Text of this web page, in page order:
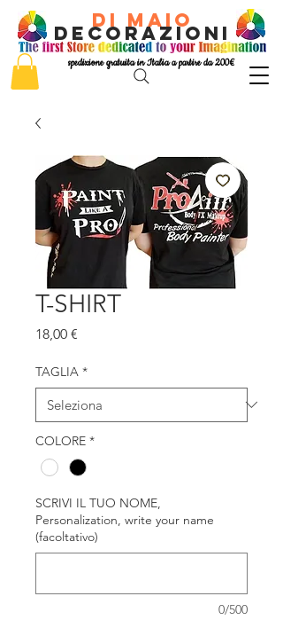
di Maio
decorazioni
spedizione gratuita in Italia a partire da 200€
T-SHIRT
18,00 €
TAGLIA *
COLORE *
SCRIVI IL TUO NOME,
Personalization, write your name
(facoltativo)
0/500